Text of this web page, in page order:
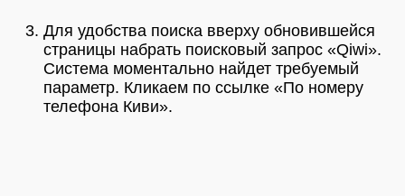
Для удобства поиска вверху обновившейся
страницы набрать поисковый запрос «Qiwi».
Система моментально найдет требуемый
параметр. Кликаем по ссылке «По номеру
телефона Киви».